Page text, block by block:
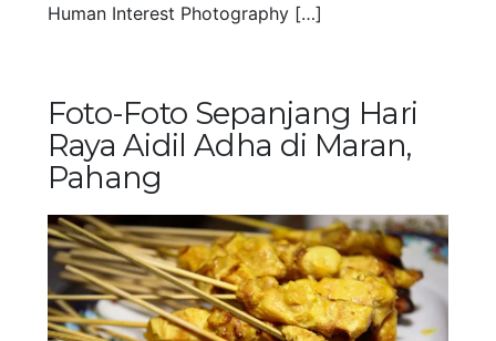
Human Interest Photography […]
Foto-Foto Sepanjang Hari
Raya Aidil Adha di Maran,
Pahang